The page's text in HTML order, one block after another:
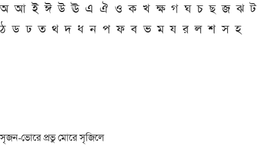
অ আ ই ঈ উ ঊ এ ঐ ও ক খ ক্ষ গ ঘ চ ছ জ ঝ ট
ঠ ড ঢ ত থ দ ধ ন প ফ ব ভ ম য র ল শ স হ
সৃজন-ভোরে প্রভু মোরে সৃজিলে